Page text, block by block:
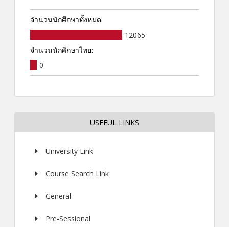
จำนวนนักศึกษาทั้งหมด:
12065
จำนวนนักศึกษาไทย:
0
USEFUL LINKS
University Link
Course Search Link
General
Pre-Sessional